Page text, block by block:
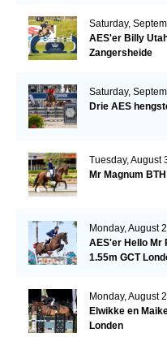
Saturday,
AES'er Billy
Zangersheide
Saturday,
Drie AES
Tuesday, August
Mr Magnum
Monday, August
AES'er Hello Mr
1.55m GCT
Monday, August
Elwikke en
Londen